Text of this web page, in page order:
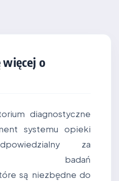
o
diagnostyczne
systemu opieki
za
badań
są niezbędne do